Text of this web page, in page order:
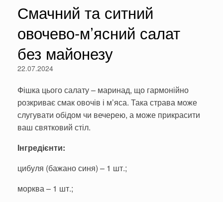
Смачний та ситний
овочево-м’ясний салат
без майонезу
22.07.2024
Фішка цього салату – маринад, що гармонійно
розкриває смак овочів і м’яса. Така страва може
слугувати обідом чи вечерею, а може прикрасити
ваш святковий стіл.
Інгредієнти:
цибуля (бажано синя) – 1 шт.;
морква – 1 шт.;